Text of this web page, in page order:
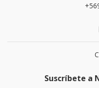
Suscríbete a